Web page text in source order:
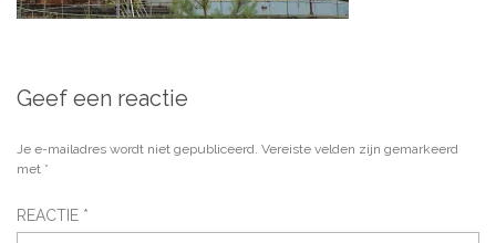
Geef een reactie
Je e-mailadres wordt niet gepubliceerd. Vereiste velden zijn gemarkeerd
met *
REACTIE *